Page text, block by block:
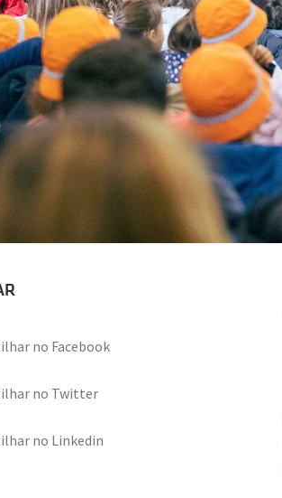
no Facebook
no Twitter
no Linkedin